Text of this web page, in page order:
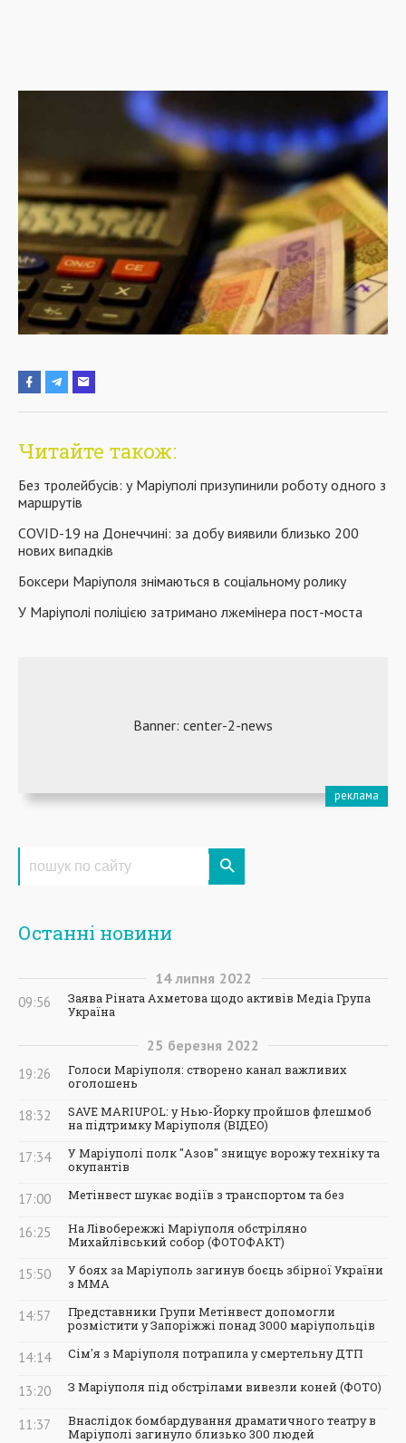
Читайте також:
Без тролейбусів: у Маріуполі призупинили роботу одного з
маршрутів
COVID-19 на Донеччині: за добу виявили близько 200
нових випадків
Боксери Маріуполя знімаються в соціальному ролику
У Маріуполі поліцією затримано лжемінера пост-моста
Останні новини
14 липня 2022
09:56
Заява Ріната Ахметова щодо активів Медіа Група
Україна
25 березня 2022
19:26
Голоси Маріуполя: створено канал важливих
оголошень
18:32
SAVE MARIUPOL: у Нью-Йорку пройшов флешмоб
на підтримку Маріуполя (ВІДЕО)
17:34
У Маріуполі полк "Азов" знищує ворожу техніку та
окупантів
17:00 Метінвест шукає водіїв з транспортом та без
16:25
На Лівобережжі Маріуполя обстріляно
Михайлівський собор (ФОТОФАКТ)
15:50
У боях за Маріуполь загинув боєць збірної України
з ММА
14:57
Представники Групи Метінвест допомогли
розмістити у Запоріжжі понад 3000 маріупольців
14:14 Сім'я з Маріуполя потрапила у смертельну ДТП
13:20 З Маріуполя під обстрілами вивезли коней (ФОТО)
11:37
Внаслідок бомбардування драматичного театру в
Маріуполі загинуло близько 300 людей